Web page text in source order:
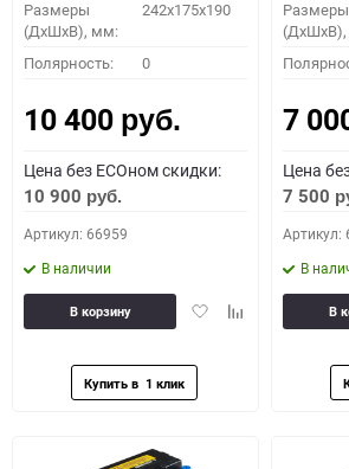
Размеры
(ДхШхВ), мм:
242x175x190
Полярность: 0
10 400 руб.
Цена без ECOном скидки:
10 900 руб.
Артикул: 66959
В наличии
ДобавитьДобавить
В корзину
Размеры
7
Цена
7 500
Артикул:
В
В